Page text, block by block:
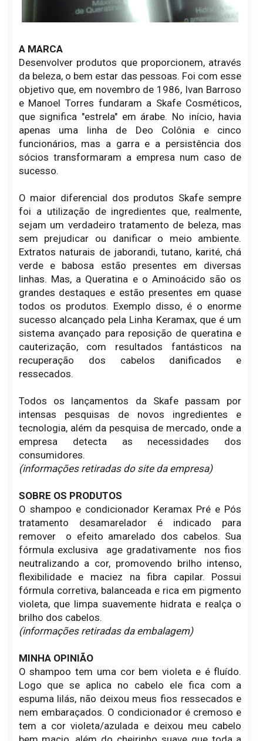
A MARCA
Desenvolver produtos que proporcionem, através
da beleza, o bem estar das pessoas. Foi com esse
objetivo que, em novembro de 1986, Ivan Barroso
e Manoel Torres fundaram a Skafe Cosméticos,
que significa "estrela" em árabe. No início, havia
apenas uma linha de Deo Colônia e cinco
funcionários, mas a garra e a persistência dos
sócios transformaram a empresa num caso de
sucesso.
O maior diferencial dos produtos Skafe sempre
foi a utilização de ingredientes que, realmente,
sejam um verdadeiro tratamento de beleza, mas
sem prejudicar ou danificar o meio ambiente.
Extratos naturais de jaborandi, tutano, karité, chá
verde e babosa estão presentes em diversas
linhas. Mas, a Queratina e o Aminoácido são os
grandes destaques e estão presentes em quase
todos os produtos. Exemplo disso, é o enorme
sucesso alcançado pela Linha Keramax, que é um
sistema avançado para reposição de queratina e
cauterização, com resultados fantásticos na
recuperação dos cabelos danificados e
ressecados.
Todos os lançamentos da Skafe passam por
intensas pesquisas de novos ingredientes e
tecnologia, além da pesquisa de mercado, onde a
empresa detecta as necessidades dos
consumidores.
(informações retiradas do site da empresa)
SOBRE OS PRODUTOS
O shampoo e condicionador Keramax Pré e Pós
tratamento desamarelador é indicado para
remover o efeito amarelado dos cabelos. Sua
fórmula exclusiva age gradativamente nos fios
neutralizando a cor, promovendo brilho intenso,
flexibilidade e maciez na fibra capilar. Possui
fórmula corretiva, balanceada e rica em pigmento
violeta, que limpa suavemente hidrata e realça o
brilho dos cabelos.
(informações retiradas da embalagem)
MINHA OPINIÃO
O shampoo tem uma cor bem violeta e é fluído.
Logo que se aplica no cabelo ele fica com a
espuma lilás, não deixou meus fios ressecados e
nem embaraçados. O condicionador é cremoso e
tem a cor violeta/azulada e deixou meu cabelo